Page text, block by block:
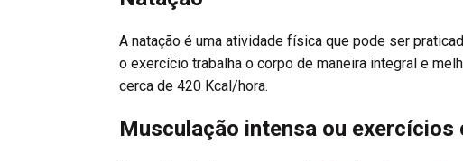
A natação é uma atividade física que pode ser
o exercício trabalha o corpo de maneira integral e
cerca de 420 Kcal/hora.
Musculação intensa ou exercícios